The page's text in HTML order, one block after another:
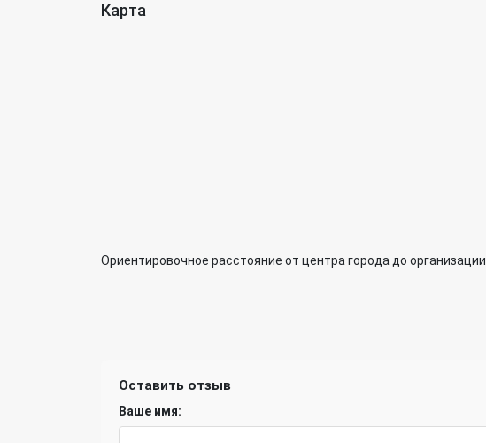
Карта
Ориентировочное расстояние от центра города до организации
Оставить отзыв
Ваше имя: